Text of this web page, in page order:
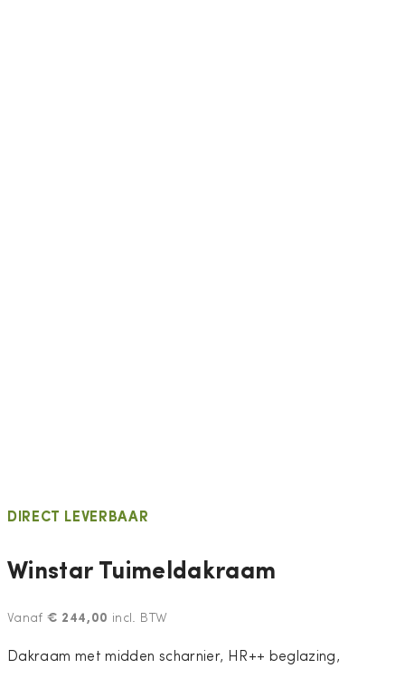
DIRECT LEVERBAAR
Winstar Tuimeldakraam
Vanaf€ 244,00 incl. BTW
Dakraam met midden scharnier, HR++ beglazing,